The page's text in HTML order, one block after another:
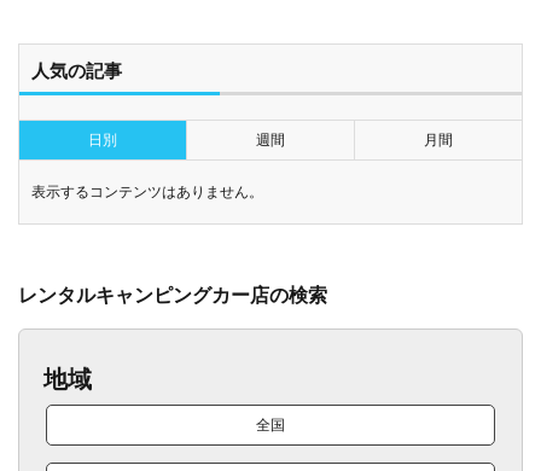
人気の記事
日別 週間 月間
表示するコンテンツはありません。
レンタルキャンピングカー店の検索
地域
全国